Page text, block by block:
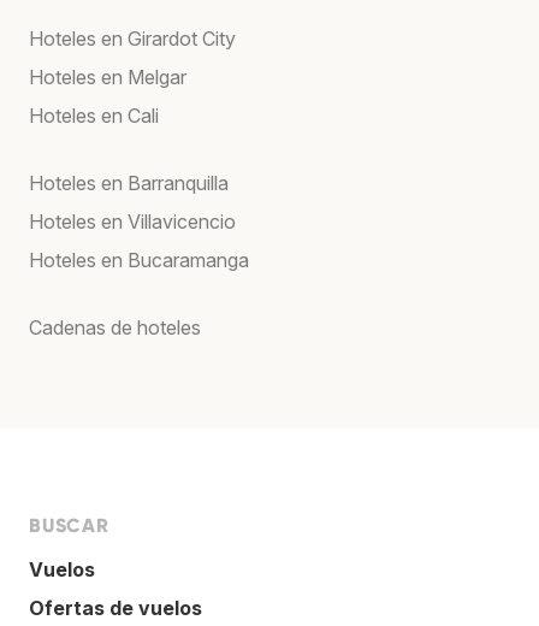
Hoteles en Girardot City
Hoteles en Melgar
Hoteles en Cali
Hoteles en Barranquilla
Hoteles en Villavicencio
Hoteles en Bucaramanga
Cadenas de hoteles
BUSCAR
Vuelos
Ofertas de vuelos